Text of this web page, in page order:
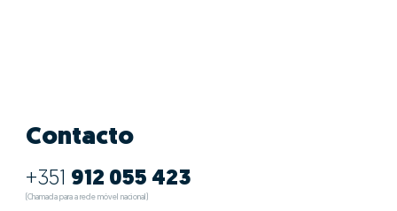
Contacto
+351 912 055 423
(Chamada para a rede móvel nacional)